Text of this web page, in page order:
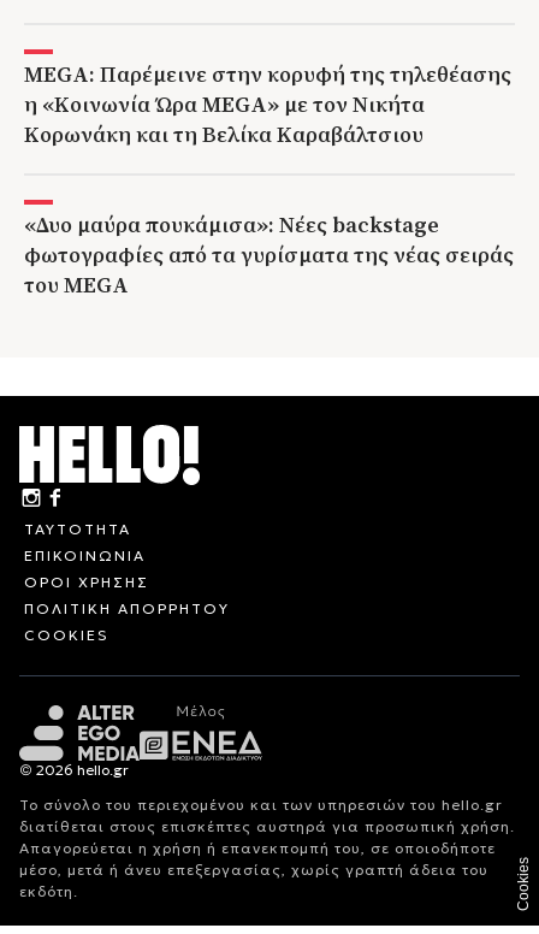
MEGA: Παρέμεινε στην κορυφή της τηλεθέασης
η «Κοινωνία Ώρα MEGA» με τον Νικήτα
Κορωνάκη και τη Βελίκα Καραβάλτσιου
«Δυο μαύρα πουκάμισα»: Νέες backstage
φωτογραφίες από τα γυρίσματα της νέας σειράς
του MEGA
ΤΑΥΤΟΤΗΤΑ
ΕΠΙΚΟΙΝΩΝΙΑ
ΟΡΟΙ ΧΡΗΣΗΣ
ΠΟΛΙΤΙΚΗ ΑΠΟΡΡΗΤΟΥ
COOKIES
© 2026 hello.gr
Το σύνολο του περιεχομένου και των υπηρεσιών του hello.gr
διατίθεται στους επισκέπτες αυστηρά για προσωπική χρήση.
Απαγορεύεται η χρήση ή επανεκπομπή του, σε οποιοδήποτε
μέσο, μετά ή άνευ επεξεργασίας, χωρίς γραπτή άδεια του
εκδότη.
Cookies